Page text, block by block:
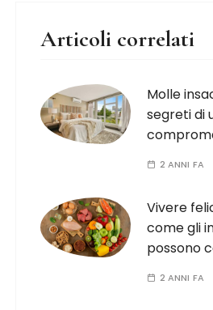
Articoli correlati
Molle
segreti di
2 ANNI FA
Vivere
come gli
possono
2 ANNI FA